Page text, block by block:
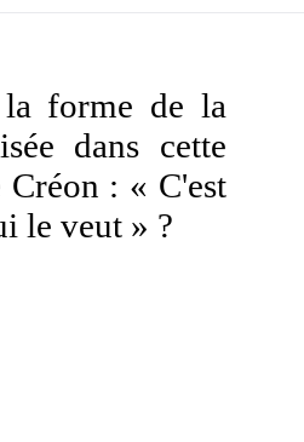
forme de la
dans cette
: « C'est
le veut » ?